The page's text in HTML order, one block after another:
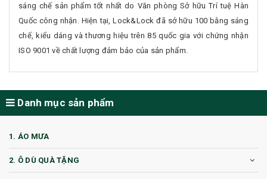
sáng chế sản phẩm tốt nhất do Văn phòng Sở hữu Trí tuệ Hàn
Quốc công nhận. Hiện tại, Lock&Lock đã sở hữu 100 bằng sáng
chế, kiểu dáng và thương hiệu trên 85 quốc gia với chứng nhận
ISO 9001 về chất lượng đảm bảo của sản phẩm.
Danh mục sản phẩm
1. ÁO MƯA
2. Ô DÙ QUÀ TẶNG